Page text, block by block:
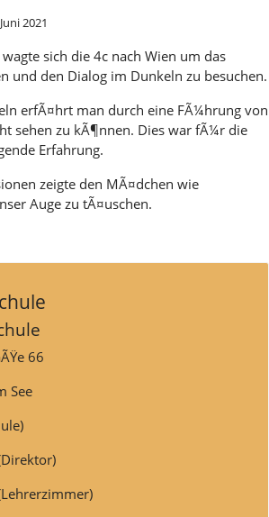
2021
sich die 4c nach Wien um das
und den Dialog im Dunkeln zu besuchen.
erfÃ¤hrt man durch eine FÃ¼hrung von
sehen zu kÃ¶nnen. Dies war fÃ¼r die
Erfahrung.
zeigte den MÃ¤dchen wie
Auge zu tÃ¤uschen.
66
See